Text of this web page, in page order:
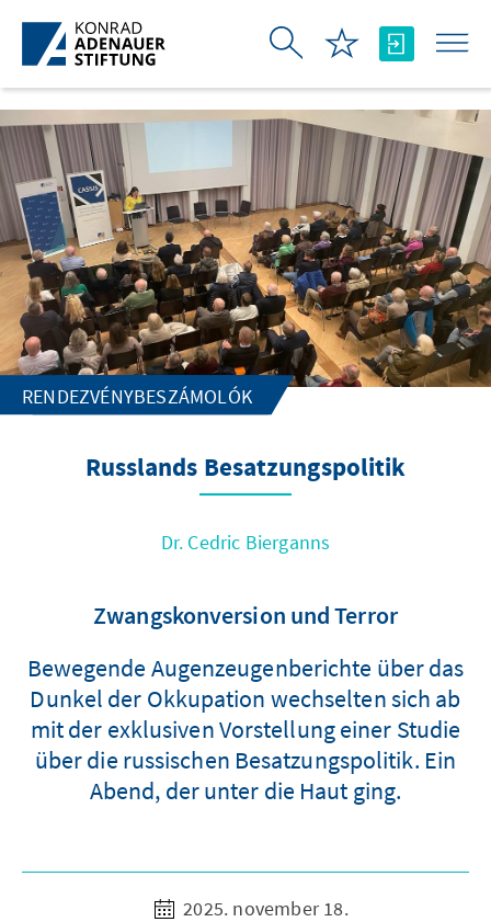
Ugrás a fő tartalomhoz
RENDEZVÉNYBESZÁMOLÓK
Russlands Besatzungspolitik
Dr. Cedric Bierganns
Zwangskonversion und Terror
Bewegende Augenzeugenberichte über das
Dunkel der Okkupation wechselten sich ab
mit der exklusiven Vorstellung einer Studie
über die russischen Besatzungspolitik. Ein
Abend, der unter die Haut ging.
2025. november 18.